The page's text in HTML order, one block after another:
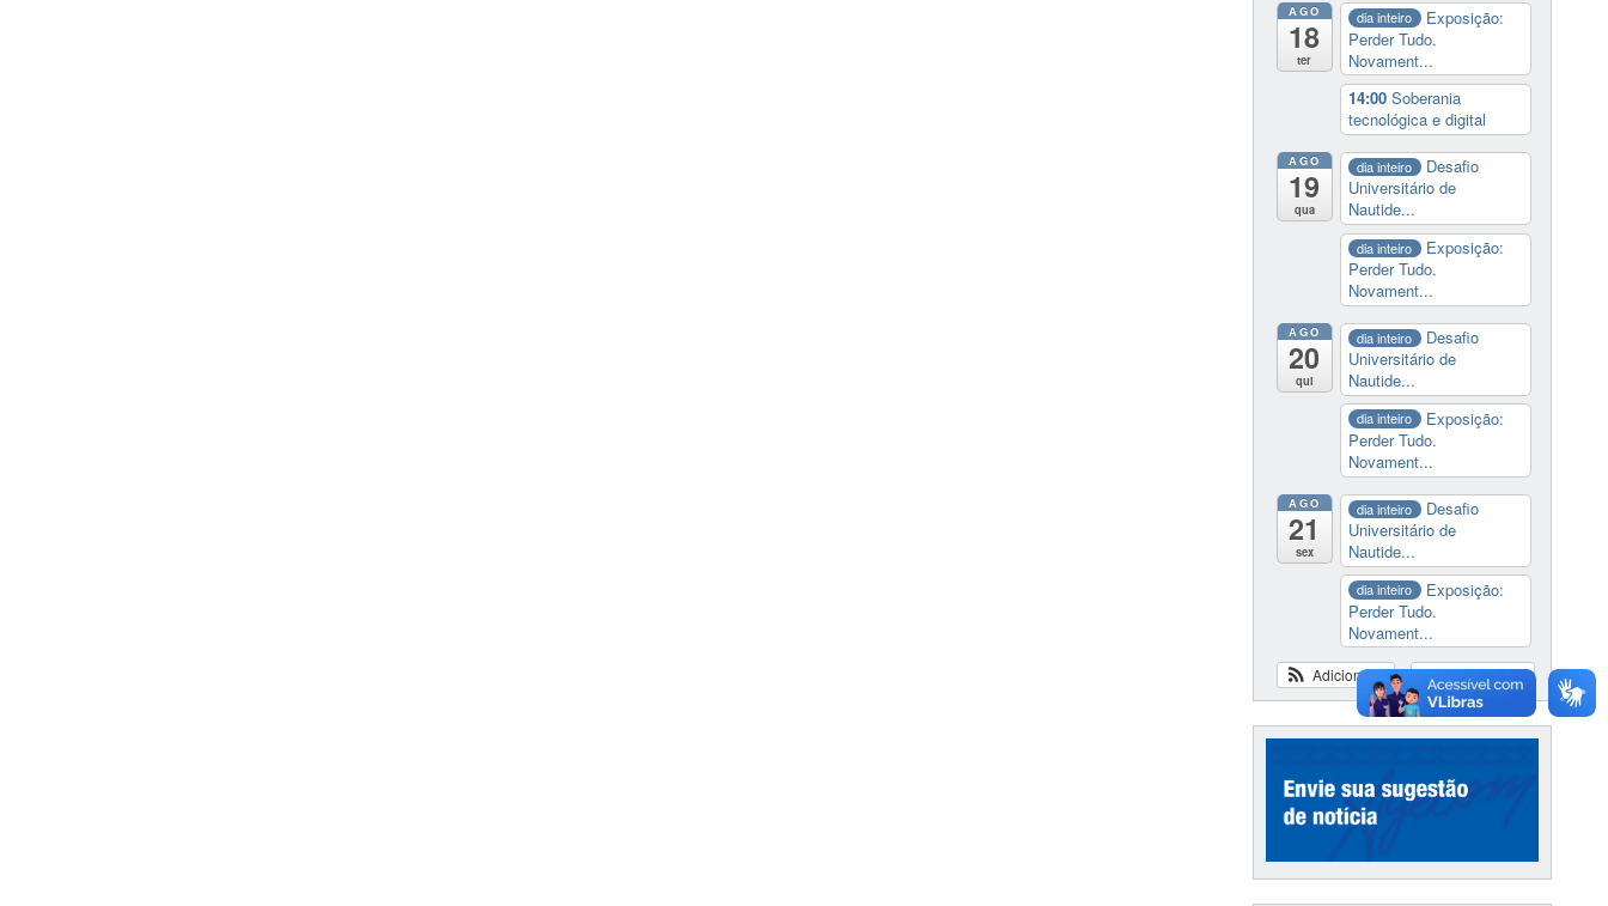
AGO
18
ter
dia inteiro
Exposição:
Perder Tudo.
Novament...
14:00 Soberania
tecnológica e digital
AGO
19
qua
dia inteiro
Desafio
Universitário de
Nautide...
dia inteiro
Exposição:
Perder Tudo.
Novament...
AGO
20
qui
dia inteiro
Desafio
Universitário de
Nautide...
dia inteiro
Exposição:
Perder Tudo.
Novament...
AGO
21
sex
dia inteiro
Desafio
Universitário de
Nautide...
dia inteiro
Exposição:
Perder Tudo.
Novament...
Ver calendário
Adicionar